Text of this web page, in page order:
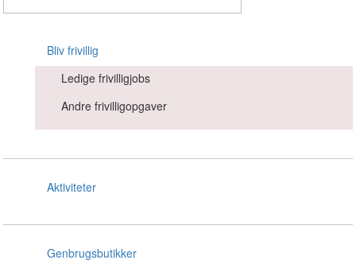
frivilligopgaver
Torvet i Nørresundby
Bliv frivillig
Ledige frivilligjobs
Andre frivilligopgaver
Aktiviteter
Genbrugsbutikker